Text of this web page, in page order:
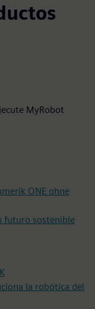
MyRobot
ONE ohne
futuro sostenible
la robótica del